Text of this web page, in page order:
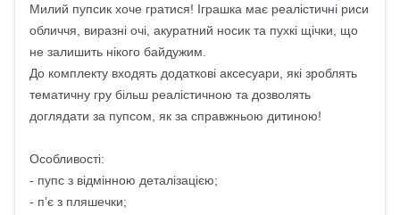
Милий пупсик хоче гратися! Іграшка має реалістичні риси
обличчя, виразні очі, акуратний носик та пухкі щічки, що
не залишить нікого байдужим.
До комплекту входять додаткові аксесуари, які зроблять
тематичну гру більш реалістичною та дозволять
доглядати за пупсом, як за справжньою дитиною!
Особливості:
- пупс з відмінною деталізацією;
- п’є з пляшечки;